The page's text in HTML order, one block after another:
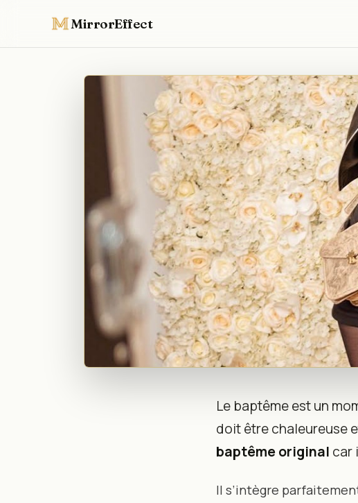
MirrorEffect
👶 BAPTÊME & FÊTE DE FAMILLE
Baptême : 5
un Souvenir
Le baptême est un
doit être chaleureuse
baptême original car
Il s’intègre